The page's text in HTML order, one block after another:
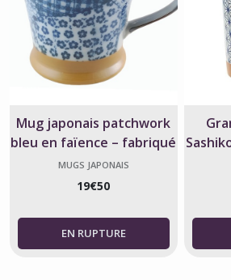
Mug japonais patchwork
bleu en faïence – fabriqué
au Japon
MUGS JAPONAIS
19€50